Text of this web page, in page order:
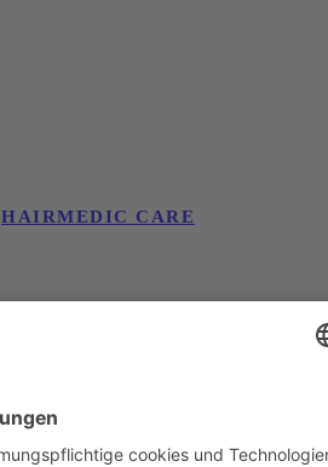
HAIRMEDIC CARE
Jetzt endecken